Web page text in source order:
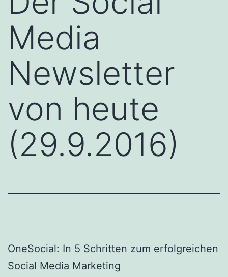
Media
Newsletter
von heute
(29.9.2016)
OneSocial: In 5 Schritten zum erfolgreichen
Social Media Marketing